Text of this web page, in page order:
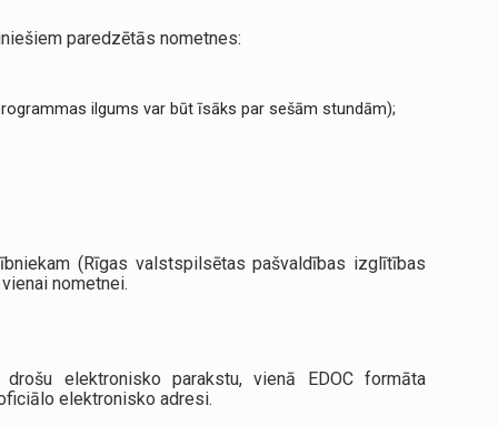
paredzētās nometnes:
ilgums var būt īsāks par sešām stundām);
(Rīgas valstspilsētas pašvaldības izglītības
nometnei.
elektronisko parakstu, vienā EDOC formāta
elektronisko adresi.